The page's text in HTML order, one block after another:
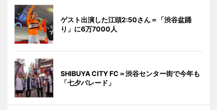
ゲスト出演した江頭2:50さん＝「渋谷盆踊
り」に6万7000人
SHIBUYA CITY FC＝渋谷センター街で今年も
「七夕パレード」